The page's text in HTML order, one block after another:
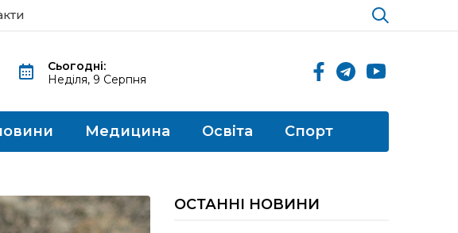
Сьогодні:
Неділя, 9 Серпня
Медицина Освіта Спорт
ОСТАННІ НОВИНИ